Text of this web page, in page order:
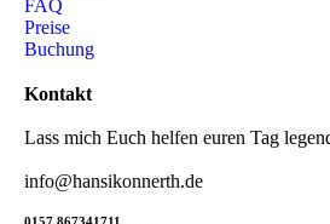
FAQ
Preise
Buchung
Kontakt
Lass mich Euch helfen euren Tag
info@hansikonnerth.de